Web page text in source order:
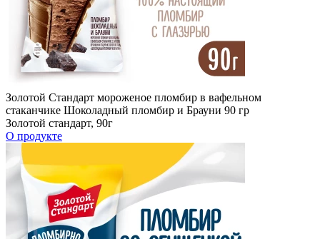
Золотой Стандарт мороженое пломбир в вафельном
стаканчике Шоколадный пломбир и Брауни 90 гр
Золотой стандарт, 90г
О продукте